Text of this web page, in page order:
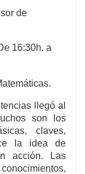
de
16:30h. a
llegó al
son los
claves,
la idea de
acción. Las